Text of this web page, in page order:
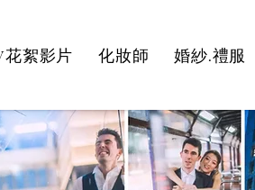
花絮影片 化妝師 婚紗.禮服